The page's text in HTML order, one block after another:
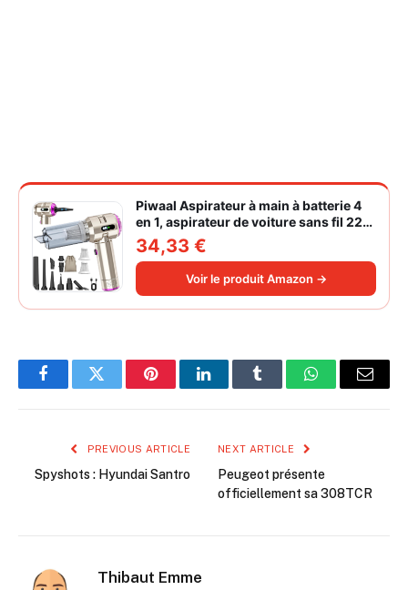
Piwaal Aspirateur à main à batterie 4
en 1, aspirateur de voiture sans fil 22
000 Pa avec moteur sans balais,
souffleur électrique à air comprimé
220 000 tr/min 3 vitesses pour poils
d'animaux
34,33 €
Voir le produit Amazon →
FacebookTwitter PinterestLinkedInTumblr WhatsAppEmail
PREVIOUS ARTICLE
Spyshots : Hyundai Santro
NEXT ARTICLE
Peugeot présente
officiellement sa 308TCR
Thibaut Emme